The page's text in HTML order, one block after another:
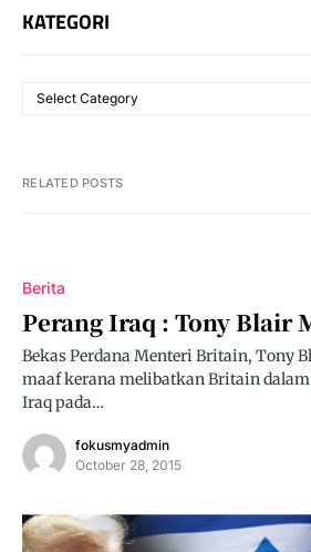
KATEGORI
RELATED POSTS
Berita
Perang Iraq : Tony Blair
Bekas Perdana Menteri Britain, Tony
maaf kerana melibatkan Britain
Iraq pada…
fokusmyadmin
October 28, 2015